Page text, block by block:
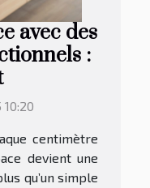
avec des
:
centimètre
devient une
qu’un simple